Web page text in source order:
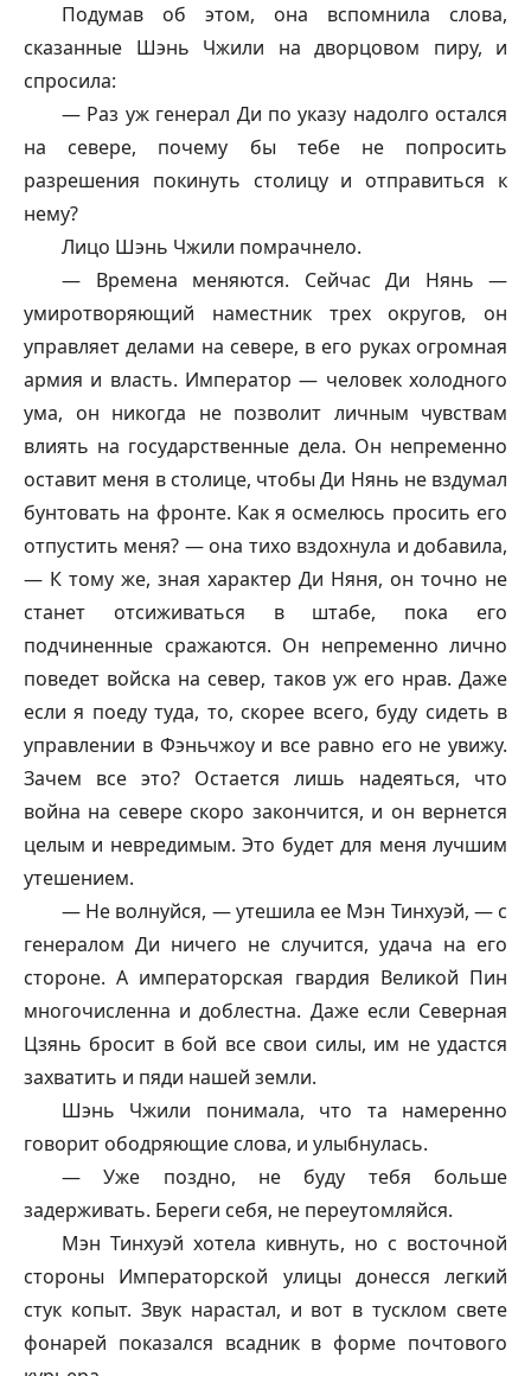
Подумав об этом, она вспомнила слова,
сказанные Шэнь Чжили на дворцовом пиру, и
спросила:
— Раз уж генерал Ди по указу надолго остался
на севере, почему бы тебе не попросить
разрешения покинуть столицу и отправиться к
нему?
Лицо Шэнь Чжили помрачнело.
— Времена меняются. Сейчас Ди Нянь —
умиротворяющий наместник трех округов, он
управляет делами на севере, в его руках огромная
армия и власть. Император — человек холодного
ума, он никогда не позволит личным чувствам
влиять на государственные дела. Он непременно
оставит меня в столице, чтобы Ди Нянь не вздумал
бунтовать на фронте. Как я осмелюсь просить его
отпустить меня? — она тихо вздохнула и добавила,
— К тому же, зная характер Ди Няня, он точно не
станет отсиживаться в штабе, пока его
подчиненные сражаются. Он непременно лично
поведет войска на север, таков уж его нрав. Даже
если я поеду туда, то, скорее всего, буду сидеть в
управлении в Фэньчжоу и все равно его не увижу.
Зачем все это? Остается лишь надеяться, что
война на севере скоро закончится, и он вернется
целым и невредимым. Это будет для меня лучшим
утешением.
— Не волнуйся, — утешила ее Мэн Тинхуэй, — с
генералом Ди ничего не случится, удача на его
стороне. А императорская гвардия Великой Пин
многочисленна и доблестна. Даже если Северная
Цзянь бросит в бой все свои силы, им не удастся
захватить и пяди нашей земли.
Шэнь Чжили понимала, что та намеренно
говорит ободряющие слова, и улыбнулась.
— Уже поздно, не буду тебя больше
задерживать. Береги себя, не переутомляйся.
Мэн Тинхуэй хотела кивнуть, но с восточной
стороны Императорской улицы донесся легкий
стук копыт. Звук нарастал, и вот в тусклом свете
фонарей показался всадник в форме почтового